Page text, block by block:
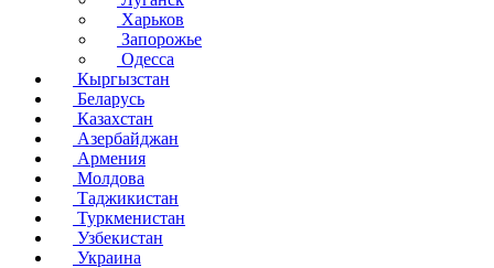
Харьков
Запорожье
Одесса
Кыргызстан
Беларусь
Казахстан
Азербайджан
Армения
Молдова
Таджикистан
Туркменистан
Узбекистан
Украина